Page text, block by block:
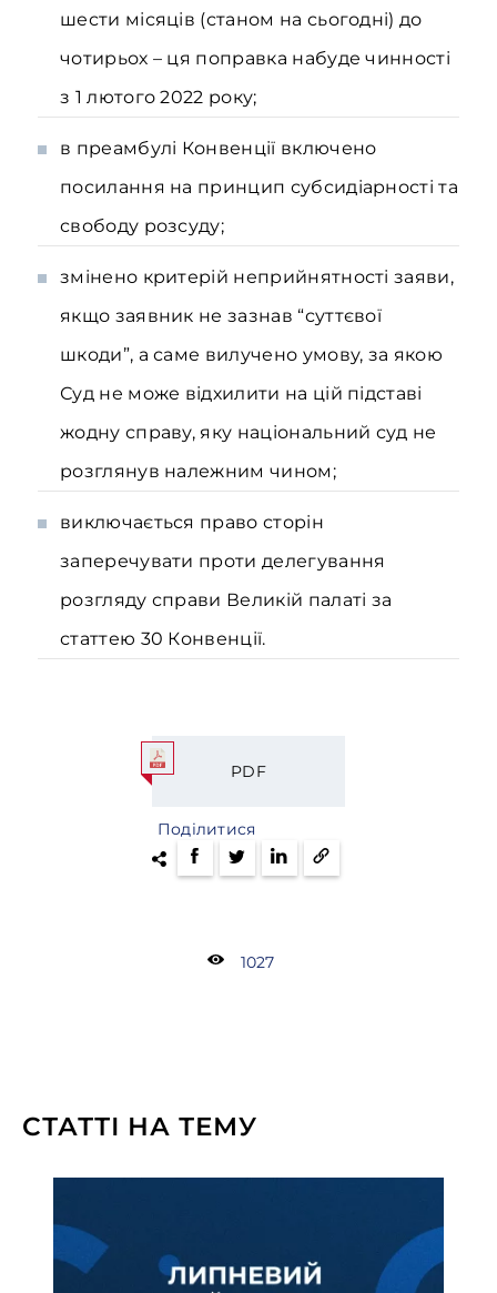
шести місяців (станом на сьогодні) до
чотирьох – ця поправка набуде чинності
з 1 лютого 2022 року;
в преамбулі Конвенції включено
посилання на принцип субсидіарності та
свободу розсуду;
змінено критерій неприйнятності заяви,
якщо заявник не зазнав “суттєвої
шкоди”, а саме вилучено умову, за якою
Суд не може відхилити на цій підставі
жодну справу, яку національний суд не
розглянув належним чином;
виключається право сторін
заперечувати проти делегування
розгляду справи Великій палаті за
статтею 30 Конвенції.
PDF
Поділитися
1027
СТАТТІ НА ТЕМУ